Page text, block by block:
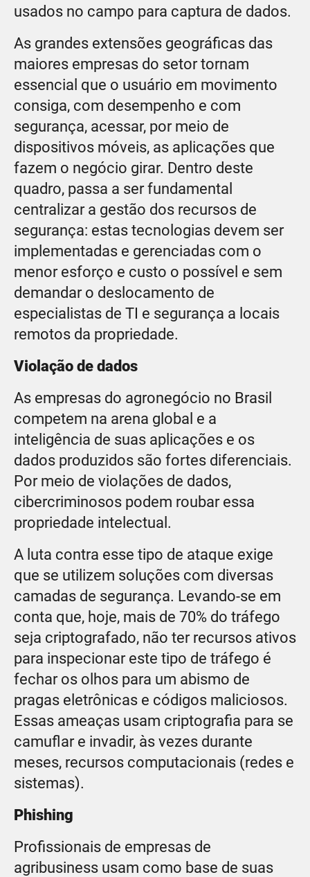
usados no campo para captura de dados.
As grandes extensões geográficas das
maiores empresas do setor tornam
essencial que o usuário em movimento
consiga, com desempenho e com
segurança, acessar, por meio de
dispositivos móveis, as aplicações que
fazem o negócio girar. Dentro deste
quadro, passa a ser fundamental
centralizar a gestão dos recursos de
segurança: estas tecnologias devem ser
implementadas e gerenciadas com o
menor esforço e custo o possível e sem
demandar o deslocamento de
especialistas de TI e segurança a locais
remotos da propriedade.
Violação de dados
As empresas do agronegócio no Brasil
competem na arena global e a
inteligência de suas aplicações e os
dados produzidos são fortes diferenciais.
Por meio de violações de dados,
cibercriminosos podem roubar essa
propriedade intelectual.
A luta contra esse tipo de ataque exige
que se utilizem soluções com diversas
camadas de segurança. Levando-se em
conta que, hoje, mais de 70% do tráfego
seja criptografado, não ter recursos ativos
para inspecionar este tipo de tráfego é
fechar os olhos para um abismo de
pragas eletrônicas e códigos maliciosos.
Essas ameaças usam criptografia para se
camuflar e invadir, às vezes durante
meses, recursos computacionais (redes e
sistemas).
Phishing
Profissionais de empresas de
agribusiness usam como base de suas